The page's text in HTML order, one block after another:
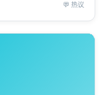
💬 热议